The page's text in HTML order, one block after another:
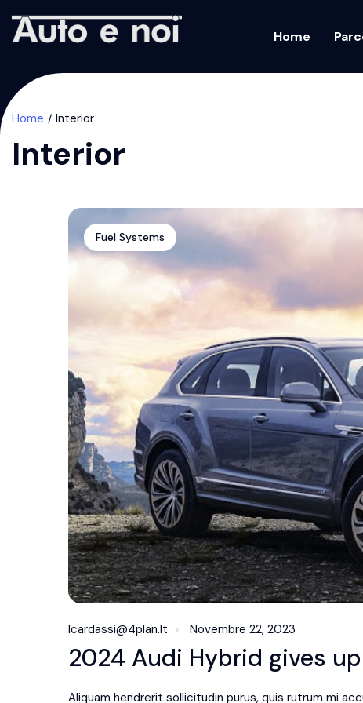
Home
Home Interior
Interior
Fuel Systems
Icardassi@4plan.it Novembre 22, 2023
2024 Audi Hybrid gives
Aliquam hendrerit sollicitudin purus, quis rutrum mi